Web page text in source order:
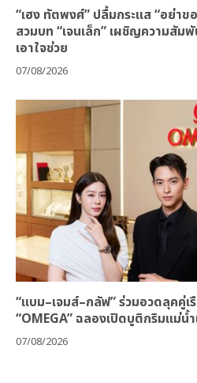
“เฮง ทัตพงศ์” ปลื้มกระแส “อย่า
สวมบท “เจนเล็ก” เผชิญความสัม
เอาใจช่วย
07/08/2026
“แบม–เจมส์–กลัฟ” ร่วมอวดลุคคู่เ
“OMEGA” ฉลองเปิดบูติกริมแม่
07/08/2026